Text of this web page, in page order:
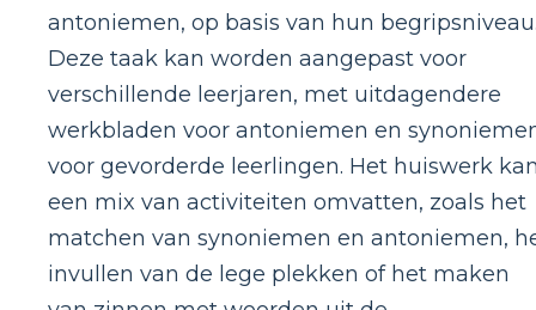
antoniemen, op basis van hun
Deze taak kan worden aangepast voor
verschillende leerjaren, met uitdagendere
werkbladen voor antoniemen en
voor gevorderde leerlingen. Het huiswerk
een mix van activiteiten omvatten, zoals het
matchen van synoniemen en antoniemen,
invullen van de lege plekken of het maken